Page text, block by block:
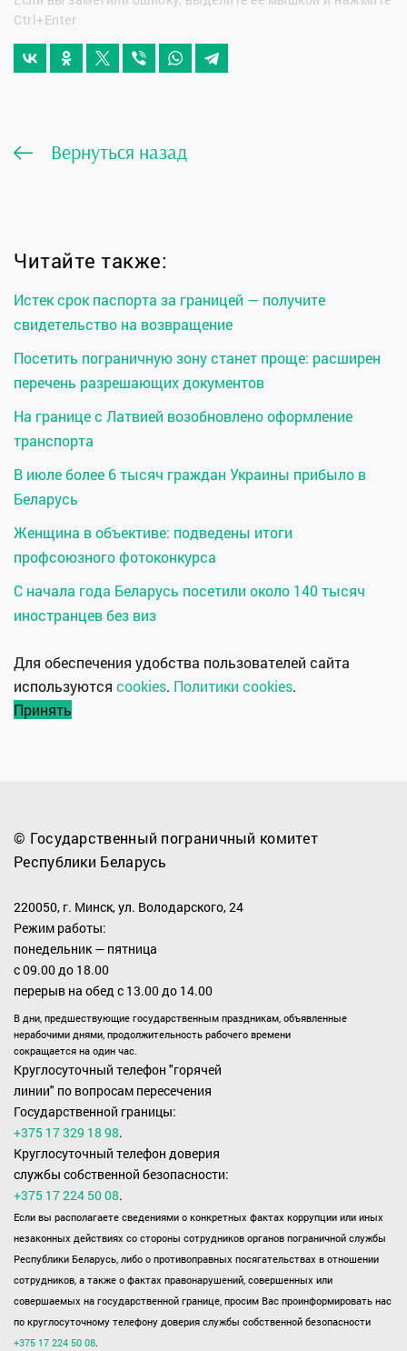
Ctrl+Enter
Вернуться назад
Читайте также:
Истек срок паспорта за границей — получите
свидетельство на возвращение
Посетить пограничную зону станет проще: расширен
перечень разрешающих документов
На границе с Латвией возобновлено оформление
транспорта
В июле более 6 тысяч граждан Украины прибыло в
Беларусь
Женщина в объективе: подведены итоги
профсоюзного фотоконкурса
С начала года Беларусь посетили около 140 тысяч
иностранцев без виз
Для обеспечения удобства пользователей сайта
используются cookies. Политики cookies.
Принять
© Государственный пограничный комитет
Республики Беларусь
220050, г. Минск, ул. Володарского, 24
Режим работы:
понедельник — пятница
с 09.00 до 18.00
перерыв на обед с 13.00 до 14.00
В дни, предшествующие государственным праздникам, объявленные
нерабочими днями, продолжительность рабочего времени
сокращается на один час.
Круглосуточный телефон "горячей
линии" по вопросам пересечения
Государственной границы:
+375 17 329 18 98.
Круглосуточный телефон доверия
службы собственной безопасности:
+375 17 224 50 08.
Если вы располагаете сведениями о конкретных фактах коррупции или иных
незаконных действиях со стороны сотрудников органов пограничной службы
Республики Беларусь, либо о противоправных посягательствах в отношении
сотрудников, а также о фактах правонарушений, совершенных или
совершаемых на государственной границе, просим Вас проинформировать нас
по круглосуточному телефону доверия службы собственной безопасности
+375 17 224 50 08.